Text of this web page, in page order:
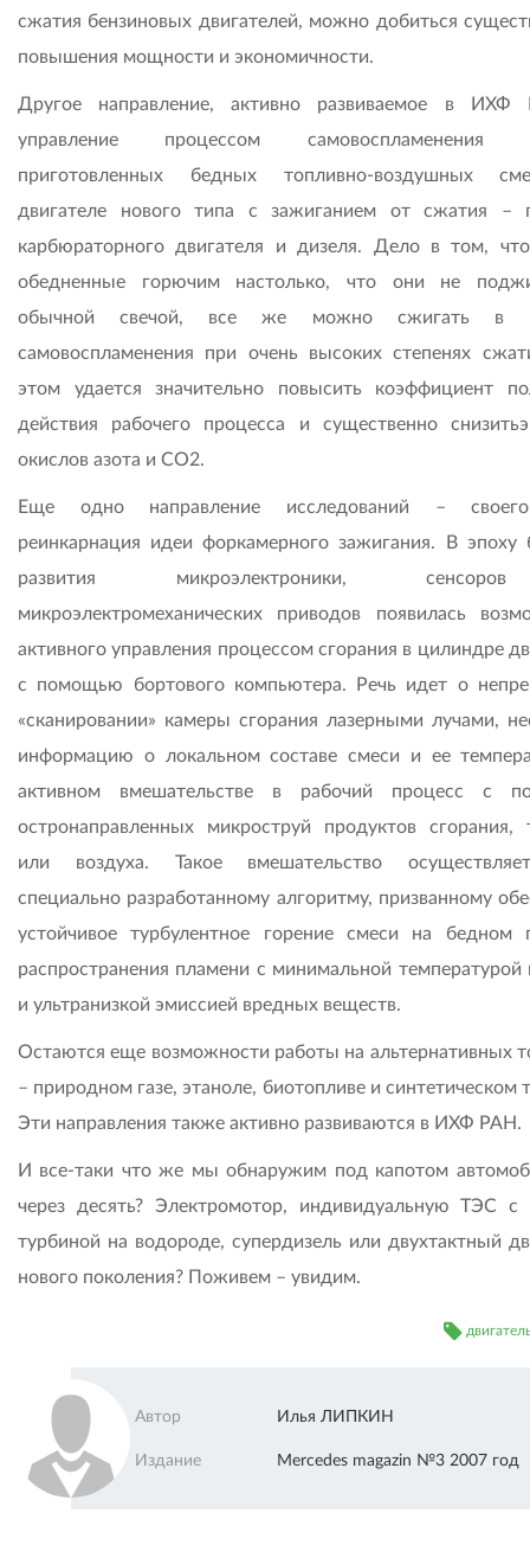
сжатия бензиновых двигателей, можно добиться
повышения мощности и экономичности.
Другое направление, активно развиваемое в
управление процессом самовоспламенения
приготовленных бедных топливно-воздушных
двигателе нового типа с зажиганием от сжатия –
карбюраторного двигателя и дизеля. Дело в том,
обедненные горючим настолько, что они не
обычной свечой, все же можно сжигать в
самовоспламенения при очень высоких степенях
этом удается значительно повысить коэффициент
действия рабочего процесса и существенно
окислов азота и СО2.
Еще одно направление исследований –
реинкарнация идеи форкамерного зажигания. В эпоху
развития микроэлектроники,
микроэлектромеханических приводов появилась
активного управления процессом сгорания в цилиндре
с помощью бортового компьютера. Речь идет о
«сканировании» камеры сгорания лазерными лучами,
информацию о локальном составе смеси и ее
активном вмешательстве в рабочий процесс с
остронаправленных микроструй продуктов сгорания,
или воздуха. Такое вмешательство
специально разработанному алгоритму, призванному
устойчивое турбулентное горение смеси на бедном
распространения пламени с минимальной температурой
и ультранизкой эмиссией вредных веществ.
Остаются еще возможности работы на альтернативных
– природном газе, этаноле, биотопливе и синтетическом
Эти направления также активно развиваются в ИХФ РАН.
И все-таки что же мы обнаружим под капотом
через десять? Электромотор, индивидуальную ТЭС с
турбиной на водороде, супердизель или двухтактный
нового поколения? Поживем – увидим.
Автор Илья ЛИПКИН
Издание Mercedes magazin №3 2007 год